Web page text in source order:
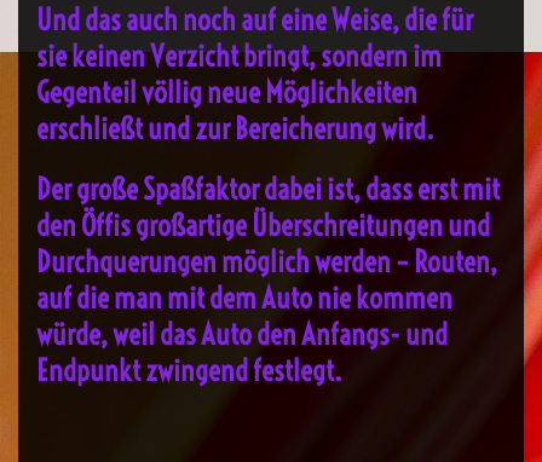
Und das auch noch auf eine Weise, die für
sie keinen Verzicht bringt, sondern im
Gegenteil völlig neue Möglichkeiten
erschließt und zur Bereicherung wird.
Der große Spaßfaktor dabei ist, dass erst mit
den Öffis großartige Überschreitungen und
Durchquerungen möglich werden – Routen,
auf die man mit dem Auto nie kommen
würde, weil das Auto den Anfangs- und
Endpunkt zwingend festlegt.